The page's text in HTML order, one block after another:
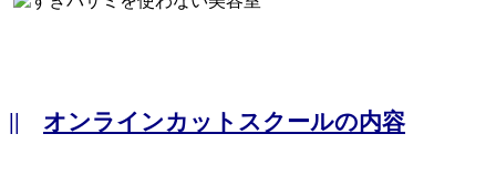
|| オンラインカットスクールの内容